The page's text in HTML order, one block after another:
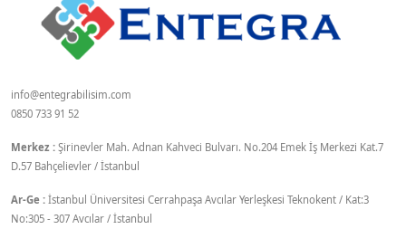
info@entegrabilisim.com
0850 733 91 52
Merkez : Şirinevler Mah. Adnan Kahveci Bulvarı. No.204 Emek İş Merkezi Kat.7
D.57 Bahçelievler / İstanbul
Ar-Ge : İstanbul Üniversitesi Cerrahpaşa Avcılar Yerleşkesi Teknokent / Kat:3
No:305 - 307 Avcılar / İstanbul